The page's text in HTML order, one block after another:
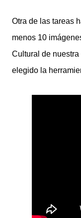
Otra de las tareas
menos 10
Cultural de
elegido la